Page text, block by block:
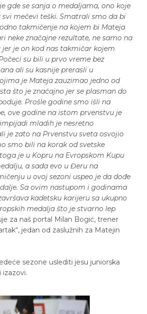
gde se sanja o medaljama, ono koje
svi mečevi teški. Smatrali smo da bi
takmičenje na kojem bi Mateja
neke značajne rezultate, ne samo na
je on kod nas takmičar kojem
su bili u prvo vreme bez
ali su kasnije prerasli u
je Mateja zauzimao jedno od
što je značajno jer se plasman do
Prošle godine smo išli na
ove godine na istom prvenstvu je
mladih je nesretno
je zato na Prvenstvu sveta osvojio
smo bili na korak od svetske
je u Kopru na Evropskom Kupu
a sada evo u Đeru na
u ovoj sezoni uspeo je da dođe
Sa ovim nastupom i godinama
kadetsku karijeru sa ukupno
medalja što je stvarno lep
za naš portal Milan Bogić, trener
jedan od zaslužnih za Matejin
sezone uslediti jesu juniorska